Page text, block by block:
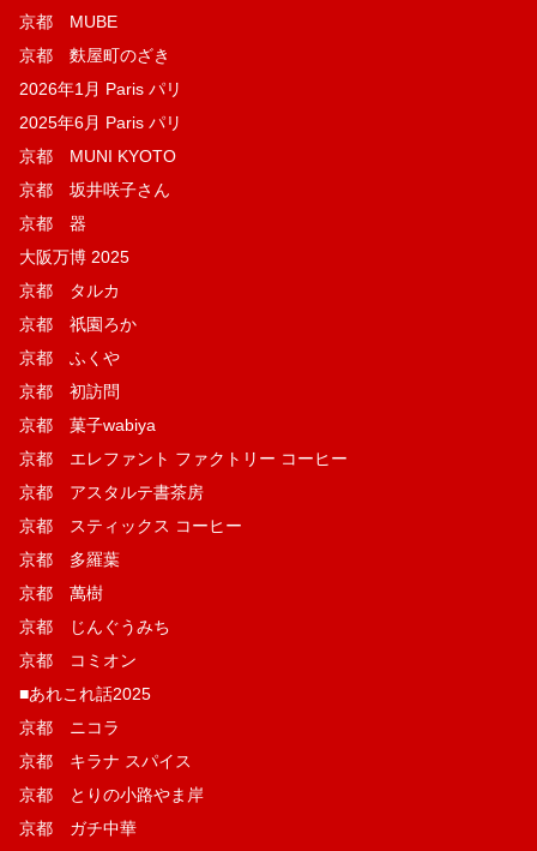
京都 MUBE
京都 麩屋町のざき
2026年1月 Paris パリ
2025年6月 Paris パリ
京都 MUNI KYOTO
京都 坂井咲子さん
京都 器
大阪万博 2025
京都 タルカ
京都 祇園ろか
京都 ふくや
京都 初訪問
京都 菓子wabiya
京都 エレファント ファクトリー コーヒー
京都 アスタルテ書茶房
京都 スティックス コーヒー
京都 多羅葉
京都 萬樹
京都 じんぐうみち
京都 コミオン
■あれこれ話2025
京都 ニコラ
京都 キラナ スパイス
京都 とりの小路やま岸
京都 ガチ中華